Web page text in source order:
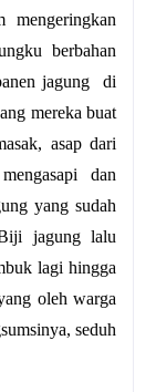
mengeringkan
berbahan
jagung di
mereka buat
asap dari
dan
yang sudah
jagung lalu
lagi hingga
oleh warga
seduh